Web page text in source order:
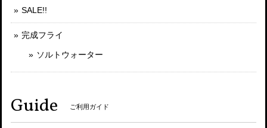
SALE!!
完成フライ
ソルトウォーター
Guide ご利用ガイド